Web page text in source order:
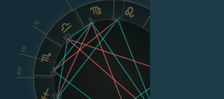
Asc
XI
XII